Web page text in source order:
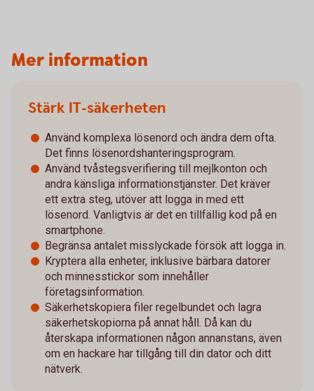
Mer information
Stärk IT-säkerheten
Använd komplexa lösenord och ändra dem ofta.
Det finns lösenordshanteringsprogram.
Använd tvåstegsverifiering till mejlkonton och
andra känsliga informationstjänster. Det kräver
ett extra steg, utöver att logga in med ett
lösenord. Vanligtvis är det en tillfällig kod på en
smartphone.
Begränsa antalet misslyckade försök att logga in.
Kryptera alla enheter, inklusive bärbara datorer
och minnesstickor som innehåller
företagsinformation.
Säkerhetskopiera filer regelbundet och lagra
säkerhetskopiorna på annat håll. Då kan du
återskapa informationen någon annanstans, även
om en hackare har tillgång till din dator och ditt
nätverk.